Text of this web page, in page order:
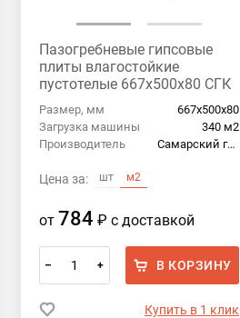
Пазогребневые гипсовые
плиты влагостойкие
пустотелые 667x500x80 СГК
Размер, мм
667х500х80
Загрузка машины
340 м2
Производитель
Самарский гипсовый комбинат
Цена за: шт м2
от 784 ₽ с доставкой
– + В КОРЗИНУ
Купить в 1 клик